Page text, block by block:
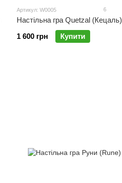
Артикул: W0005 6
Настільна гра Quetzal (Кецаль)
1 600 грн
Купити